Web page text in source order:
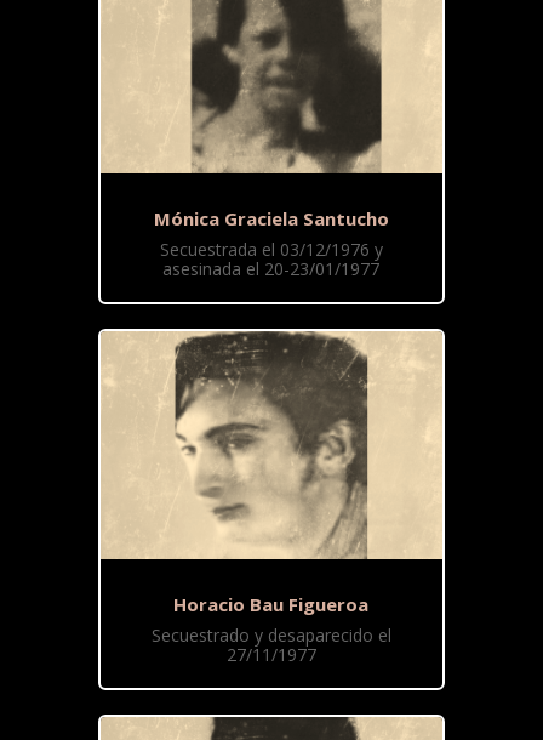
Mónica Graciela Santucho
Secuestrada el 03/12/1976 y
asesinada el 20-23/01/1977
Horacio Bau Figueroa
Secuestrado y desaparecido el
27/11/1977